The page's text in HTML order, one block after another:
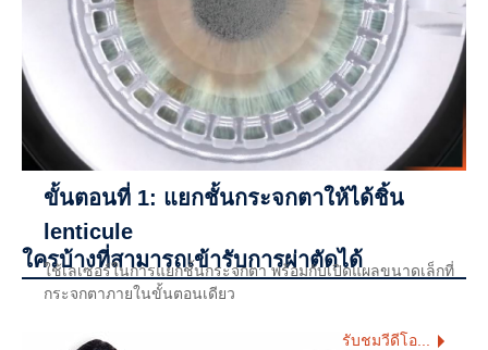
ขั้นตอนที่ 1: แยกชั้นกระจกตาให้ได้ชิ้น
lenticule
ใช้เลเซอร์ในการแยกชั้นกระจกตา พร้อมกับเปิดแผลขนาดเล็กที่
กระจกตาภายในขั้นตอนเดียว
รับชมวีดีโอ...
ใครบ้างที่สามารถเข้ารับการผ่าตัดได้